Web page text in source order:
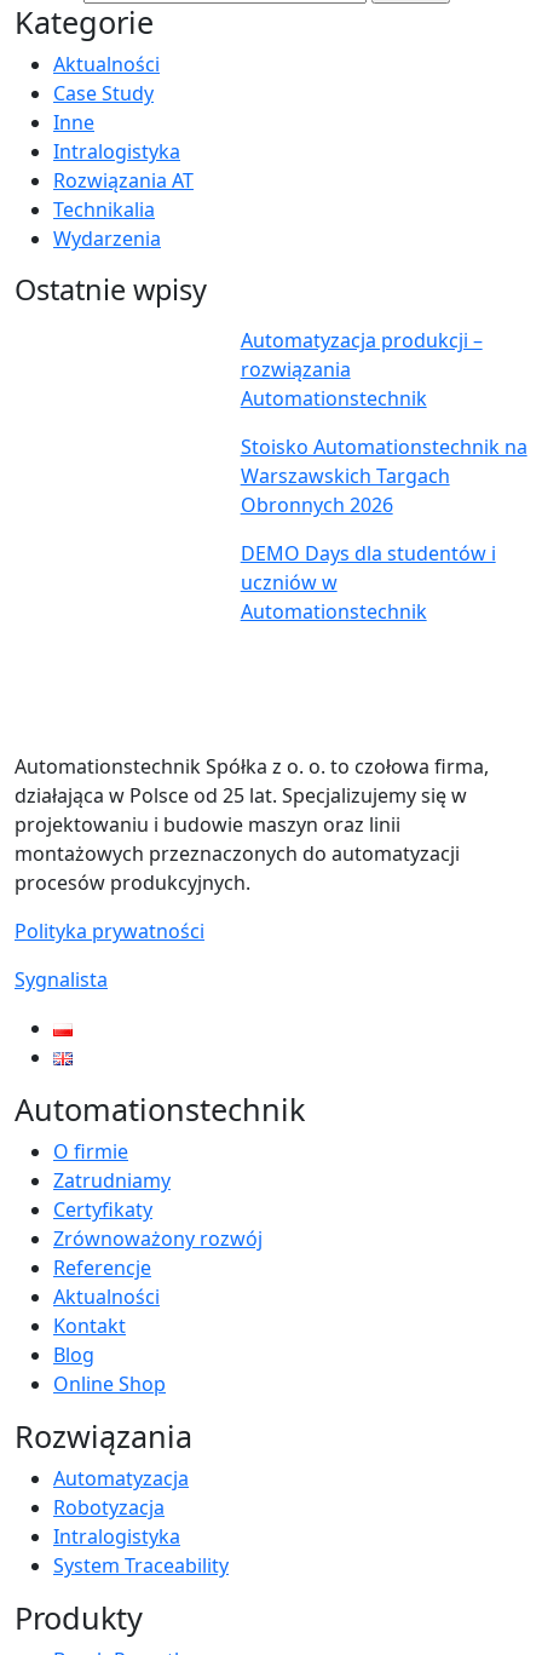
Kategorie
Aktualności
Case Study
Inne
Intralogistyka
Rozwiązania AT
Technikalia
Wydarzenia
Ostatnie wpisy
Automatyzacja produkcji –
rozwiązania
Automationstechnik
Stoisko Automationstechnik na
Warszawskich Targach
Obronnych 2026
DEMO Days dla studentów i
uczniów w
Automationstechnik
Automationstechnik Spółka z o. o. to czołowa firma,
działająca w Polsce od 25 lat. Specjalizujemy się w
projektowaniu i budowie maszyn oraz linii
montażowych przeznaczonych do automatyzacji
procesów produkcyjnych.
Polityka prywatności
Sygnalista
Automationstechnik
O firmie
Zatrudniamy
Certyfikaty
Zrównoważony rozwój
Referencje
Aktualności
Kontakt
Blog
Online Shop
Rozwiązania
Automatyzacja
Robotyzacja
Intralogistyka
System Traceability
Produkty